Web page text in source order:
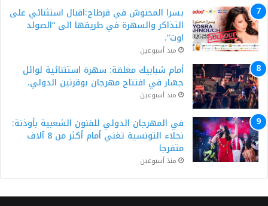
يسرا المحنوش في قرطاج:اقبال استثنائي على
التذاكر والسهرة في طريقها الى “الصولد
اوت”.
منذ أسبوعين
أمام شبابيك مغلقة: سهرة استثنائية لوائل
جسّار في افتتاح مهرجان بوقرنين الدولي.
منذ أسبوعين
في المهرجان الدولي للفنون الشعبية بأوذنة:
نجلاء التونسية تغني أمام أكثر من 8 آلاف
متفرجا
منذ أسبوعين